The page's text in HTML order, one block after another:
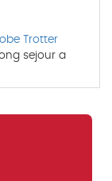
Trotter
sejour a